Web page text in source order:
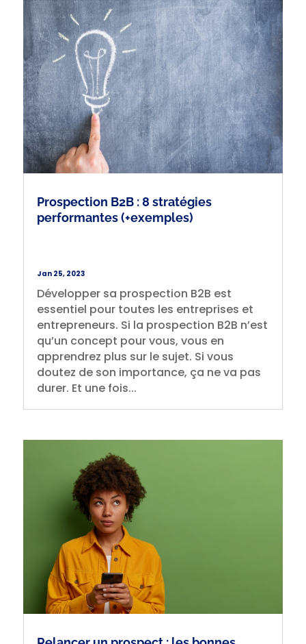
Prospection B2B : 8 stratégies
performantes (+exemples)
Jan 25, 2023
Développer sa prospection B2B est
essentiel pour toutes les entreprises et
entrepreneurs. Si la prospection B2B n’est
qu’un concept pour vous, vous en
apprendrez plus sur le sujet. Si vous
doutez de son importance, ça ne va pas
durer. Et une fois...